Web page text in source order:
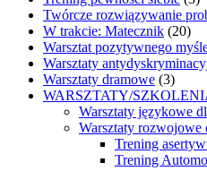
Twórcze rozwiązywanie
W trakcie: Matecznik (20)
Warsztat pozytywnego
Warsztaty
Warsztaty dramowe (3)
WARSZTATY/
Warsztaty językowe
Warsztaty rozwojowe
Trening
Trening